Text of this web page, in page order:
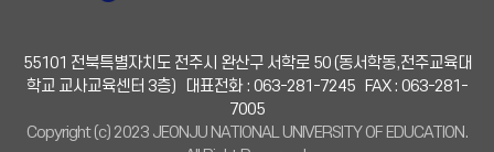
55101 전북특별자치도 전주시 완산구 서학로 50 (동서학동,전주교육대
학교 교사교육센터 3층)
대표전화 : 063-281-7245
FAX : 063-281-
7005
Copyright (c) 2023 JEONJU NATIONAL UNIVERSITY OF EDUCATION.